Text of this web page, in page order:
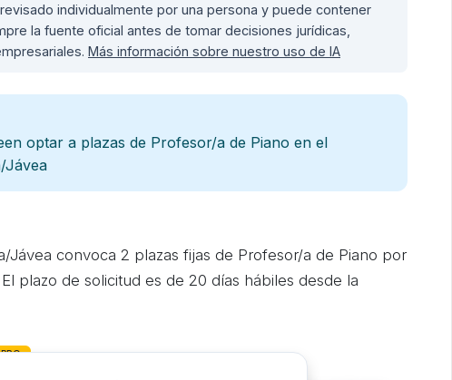
individualmente por una persona y puede contener
la fuente oficial antes de tomar decisiones jurídicas,
Más información sobre nuestro uso de IA
optar a plazas de Profesor/a de Piano en el
Jávea
Jávea convoca 2 plazas fijas de Profesor/a de Piano por
plazo de solicitud es de 20 días hábiles desde la
PRO